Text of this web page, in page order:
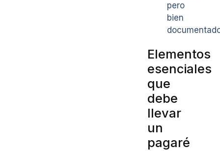
pero
bien
Elementos
esenciales
que
debe
llevar
un
pagaré